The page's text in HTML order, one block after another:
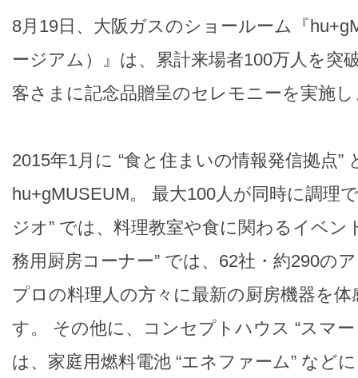
8月19日、大阪ガスのショールーム『
ージアム）』は、累計来場者100万人を突
客さまに記念品贈呈のセレモニーを実施
2015年1月に “食と住まいの情報発信拠点”
hu+gMUSEUM。 最大100人が同時に調理
ジオ” では、料理教室や食に関わるイベン
務用厨房コーナー” では、62社・約290の
プロの料理人の方々に最新の厨房機器を
す。 その他に、コンセプトハウス “スマ
は、家庭用燃料電池 “エネファーム” など